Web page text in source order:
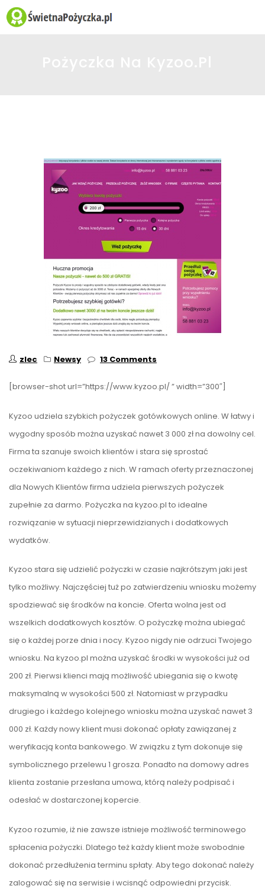
zlec Newsy 13 Comments
[browser-shot url=”https://www.kyzoo.pl/ ” width=”300″]
Kyzoo udziela szybkich pożyczek gotówkowych online. W łatwy i
wygodny sposób można uzyskać nawet 3 000 zł na dowolny cel.
Firma ta szanuje swoich klientów i stara się sprostać
oczekiwaniom każdego z nich. W ramach oferty przeznaczonej
dla Nowych Klientów firma udziela pierwszych pożyczek
zupełnie za darmo. Pożyczka na kyzoo.pl to idealne
rozwiązanie w sytuacji nieprzewidzianych i dodatkowych
wydatków.
Kyzoo stara się udzielić pożyczki w czasie najkrótszym jaki jest
tylko możliwy. Najczęściej tuż po zatwierdzeniu wniosku możemy
spodziewać się środków na koncie. Oferta wolna jest od
wszelkich dodatkowych kosztów. O pożyczkę można ubiegać
się o każdej porze dnia i nocy. Kyzoo nigdy nie odrzuci Twojego
wniosku. Na kyzoo.pl można uzyskać środki w wysokości już od
200 zł. Pierwsi klienci mają możliwość ubiegania się o kwotę
maksymalną w wysokości 500 zł. Natomiast w przypadku
drugiego i każdego kolejnego wniosku można uzyskać nawet 3
000 zł. Każdy nowy klient musi dokonać opłaty zawiązanej z
weryfikacją konta bankowego. W związku z tym dokonuje się
symbolicznego przelewu 1 grosza. Ponadto na domowy adres
klienta zostanie przesłana umowa, którą należy podpisać i
odesłać w dostarczonej kopercie.
Kyzoo rozumie, iż nie zawsze istnieje możliwość terminowego
spłacenia pożyczki. Dlatego też każdy klient może swobodnie
dokonać przedłużenia terminu spłaty. Aby tego dokonać należy
zalogować się na serwisie i wcisnąć odpowiedni przycisk.